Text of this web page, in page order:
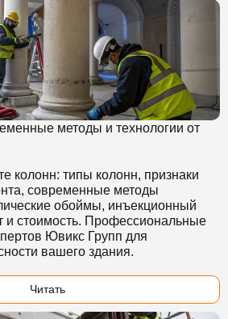
методы и технологии от
колонн: типы колонн, признаки
современные методы
обоймы, инъекционный
и стоимость. Профессиональные
Ювикс Групп для
вашего здания.
Читать